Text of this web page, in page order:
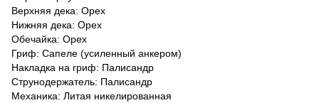
Верхняя дека: Орех
Нижняя дека: Орех
Обечайка: Орех
Гриф: Сапеле (усиленный анкером)
Накладка на гриф: Палисандр
Струнодержатель: Палисандр
Механика: Литая никелированная